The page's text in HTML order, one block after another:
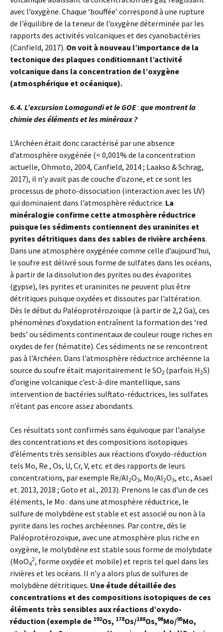
avec l’oxygène. Chaque ‘bouffée’ correspond à une rupture
de l’équilibre de la teneur de l’oxygène déterminée par les
rapports des activités volcaniques et des cyanobactéries
(Canfield, 2017). On voit à nouveau l’importance de la
tectonique des plaques conditionnant l’activité
volcanique dans la concentration de l’oxygène
(atmosphérique et océanique).
6.4. L’excursion Lomagundi et le GOE: que montrent la
chimie des éléments et les minéraux ?
L’Archéen était donc caractérisé par une absence
d’atmosphère oxygénée (< 0,001% de la concentration
actuelle, Ohmoto, 2004, Canfield, 2014 ; Laakso & Schrag,
2017), il n’y avait pas de couche d’ozone, et ce sont les
processus de photo-dissociation (interaction avec les UV)
qui dominaient dans l’atmosphère réductrice. La
minéralogie confirme cette atmosphère réductrice
puisque les sédiments contiennent des uraninites et
pyrites détritiques dans des sables de rivière archéens.
Dans une atmosphère oxygénée comme celle d’aujourd’hui,
le soufre est délivré sous forme de sulfates dans les océans,
à partir de la dissolution des pyrites ou des évaporites
(gypse), les pyrites et uraninites ne peuvent plus être
détritiques puisque oxydées et dissoutes par l’altération.
Dès le début du Paléoprotérozoïque (à partir de 2,2 Ga), ces
phénomènes d’oxydation entraînent la formation des ‘red
beds’ ou sédiments continentaux de couleur rouge riches en
oxydes de fer (hématite). Ces sédiments ne se rencontrent
pas à l’Archéen. Dans l’atmosphère réductrice archéenne la
source du soufre était majoritairement le SO2 (parfois H2S)
d’origine volcanique c’est-à-dire mantellique, sans
intervention de bactéries sulftato-réductrices, les sulfates
n’étant pas encore assez abondants.
Ces résultats sont confirmés sans équivoque par l’analyse
des concentrations et des compositions isotopiques
d’éléments très sensibles aux réactions d’oxydo-réduction
tels Mo, Re , Os, U, Cr, V, etc. et des rapports de leurs
concentrations, par exemple Re/Al2O3, Mo/Al2O3, etc., Asael
et. 2013, 2018 ; Goto et al., 2013). Prenons le cas d’un de ces
éléments, le Mo : dans une atmosphère réductrice, le
sulfure de molybdène est stable et est associé ou non à la
pyrite dans les roches archéennes. Par contre, dès le
Paléoprotérozoïque, avec une atmosphère plus riche en
oxygène, le molybdène est stable sous forme de molybdate
(MoO4
2, forme oxydée et mobile) et repris tel quel dans les
rivières et les océans. Il n’y a alors plus de sulfures de
molybdène détritiques. Une étude détaillée des
concentrations et des compositions isotopiques de ces
éléments très sensibles aux réactions d’oxydo-
réduction (exemple de 192Os, 178Os/188Os,98Mo/95Mo,